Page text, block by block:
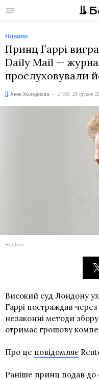
Меню
Новини
Принц Гаррі
Daily Mail —
прослуховували
Автор:
Анна Холоднова
Дата: 14:00, 15 грудня
Reuters
Високий суд Лондону
Гаррі постраждав
незаконні методи
отримає грошову
Про це повідомляє
Раніше принц подав